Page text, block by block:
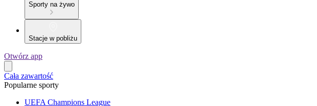
Sporty na żywo
Stacje w pobliżu
Otwórz app
Cała zawartość
Popularne sporty
UEFA Champions League